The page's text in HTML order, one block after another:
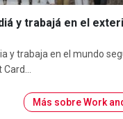
y trabajá en el
y trabaja en el mundo
Más sobre Work